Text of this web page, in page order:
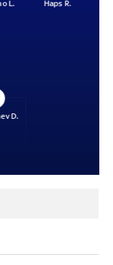
L.
Haps R.
D.